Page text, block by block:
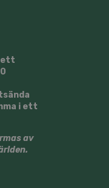
ett
i ett
av